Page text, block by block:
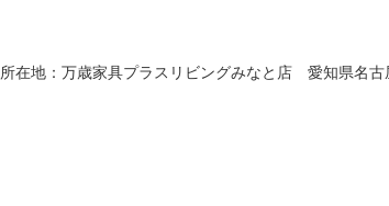
所在地：万歳家具プラスリビングみなと店 愛知県名古